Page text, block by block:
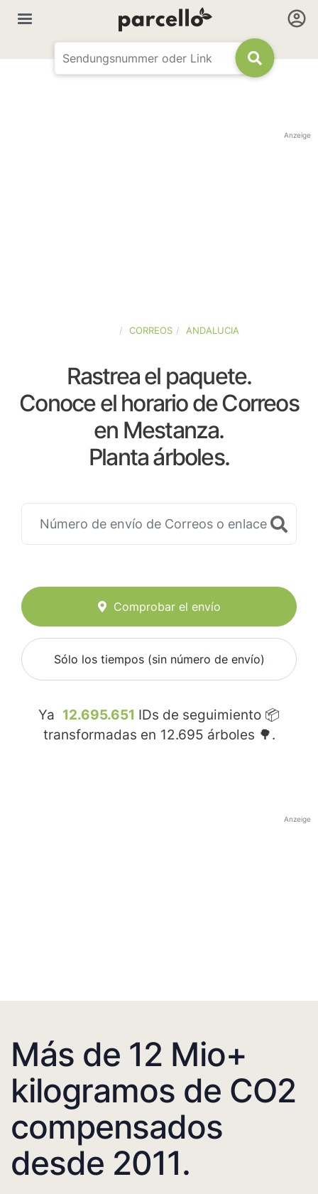
Anzeige
CORREOS ANDALUCIA
Rastrea el paquete.
Conoce el horario de Correos
en Mestanza.
Planta árboles.
Comprobar el envío
Sólo los tiempos (sin número de envío)
Ya 12.695.651 IDs de seguimiento 📦
transformadas en 12.695 árboles 🌳.
Anzeige
Más de 12 Mio+
kilogramos de CO2
compensados
desde 2011.